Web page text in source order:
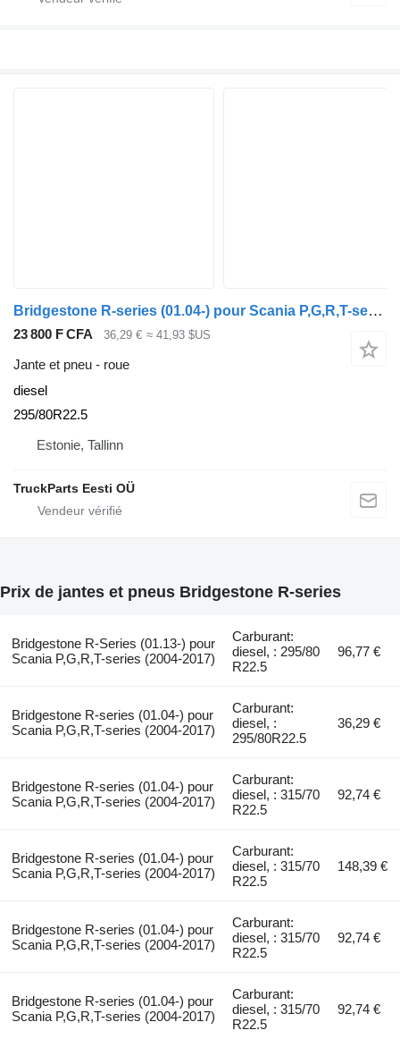
Bridgestone R-series (01.04-) pour Scania P,G,R,T-series (2004-2017)
23 800 F CFA 36,29 € ≈ 41,93 $US
Jante et pneu - roue
diesel
295/80R22.5
Estonie, Tallinn
TruckParts Eesti OÜ
Prix de jantes et pneus Bridgestone R-series
Bridgestone R-Series (01.13-) pour
Scania P,G,R,T-series (2004-2017)
Carburant:
diesel, : 295/80
R22.5
96,77 €
Bridgestone R-series (01.04-) pour
Scania P,G,R,T-series (2004-2017)
Carburant:
diesel, :
295/80R22.5
36,29 €
Bridgestone R-series (01.04-) pour
Scania P,G,R,T-series (2004-2017)
Carburant:
diesel, : 315/70
R22.5
92,74 €
Bridgestone R-series (01.04-) pour
Scania P,G,R,T-series (2004-2017)
Carburant:
diesel, : 315/70
R22.5
148,39 €
Bridgestone R-series (01.04-) pour
Scania P,G,R,T-series (2004-2017)
Carburant:
diesel, : 315/70
R22.5
92,74 €
Bridgestone R-series (01.04-) pour
Scania P,G,R,T-series (2004-2017)
Carburant:
diesel, : 315/70
R22.5
92,74 €